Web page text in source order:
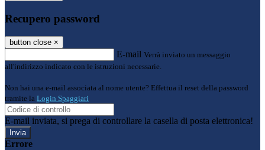
Recupero password
button close ×
E-mail Verrà inviato un messaggio
all'indirizzo indicato con le istruzioni necessarie.
Non hai una e-mail associata al nome utente? Effettua il reset della password
tramite la Login Spaggiari
E-mail inviata, si prega di controllare la casella di posta elettronica!
Errore